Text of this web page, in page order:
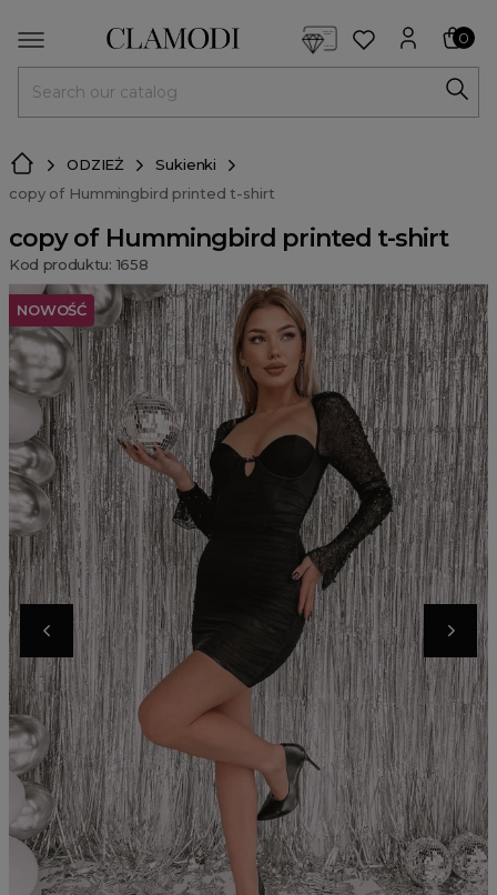
0
ODZIEŻ
Sukienki
copy of Hummingbird printed t-shirt
copy of Hummingbird printed t-shirt
Kod produktu: 1658
NOWOŚĆ